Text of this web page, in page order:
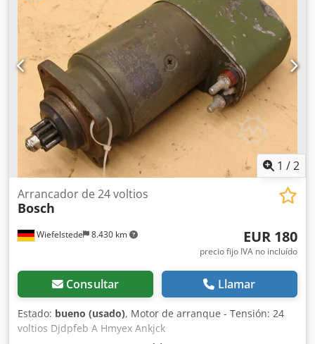
1 /2
Wiefelstede 8.430 km
Arrancador de 24 voltios
Bosch
EUR 180
precio fijo IVA no incluído
Consultar Llamar
Estado: bueno (usado), Motor de arranque - Tensión: 24
voltios Djdpfeb A Hmyex Ankjck